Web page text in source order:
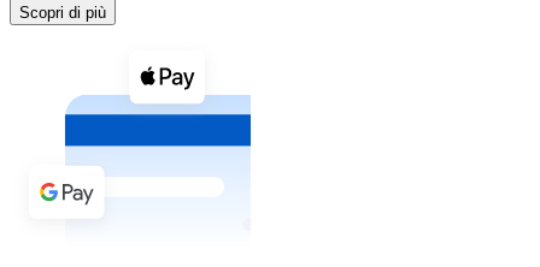
Vedi tutto
Buoni cripto
Acquista criptovalute in contanti e altri mezzi di
Acquista con contanti
Bonifico SEPA
Scopri di più